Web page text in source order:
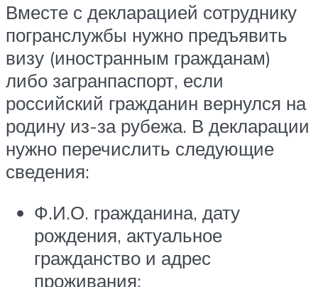
Вместе с декларацией сотруднику
погранслужбы нужно предъявить
визу (иностранным гражданам)
либо загранпаспорт, если
российский гражданин вернулся на
родину из-за рубежа. В декларации
нужно перечислить следующие
сведения:
Ф.И.О. гражданина, дату
рождения, актуальное
гражданство и адрес
проживания;